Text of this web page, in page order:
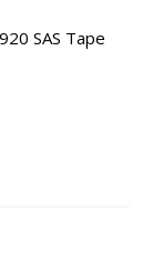
SAS Tape